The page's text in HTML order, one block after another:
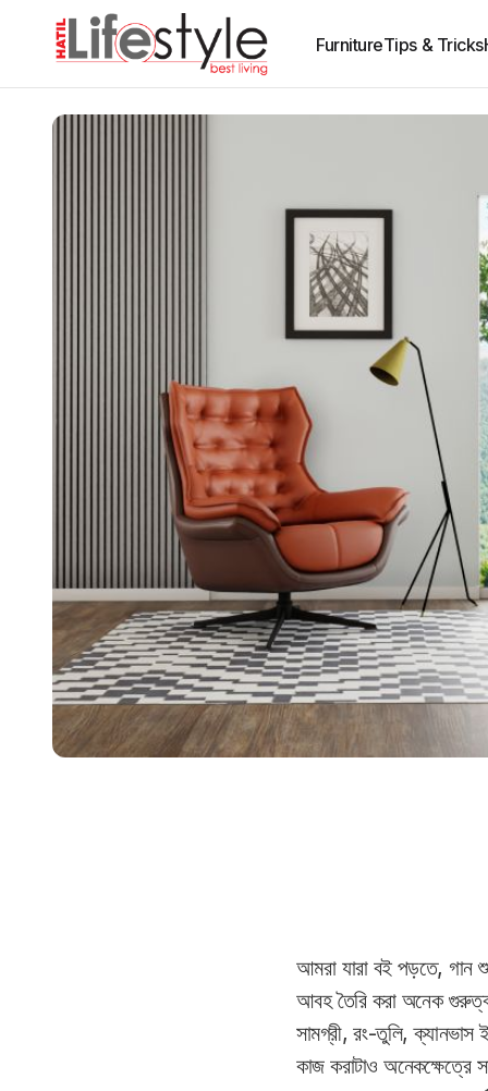
FurnitureTips & Tricks
আমরা যারা বই পড়তে, গান
আবহ তৈরি করা অনেক
সামগ্রী, রং-তুলি,
কাজ করাটাও অনেকক্ষেত্রে